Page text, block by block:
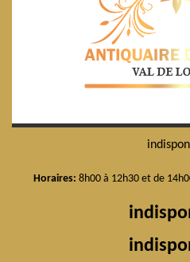
Horaires: 8h00 à 12h30 et de